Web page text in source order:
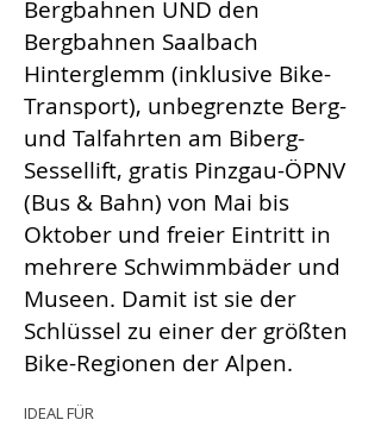
Bergbahnen UND den
Bergbahnen Saalbach
Hinterglemm (inklusive Bike-
Transport), unbegrenzte Berg-
und Talfahrten am Biberg-
Sessellift, gratis Pinzgau-ÖPNV
(Bus & Bahn) von Mai bis
Oktober und freier Eintritt in
mehrere Schwimmbäder und
Museen. Damit ist sie der
Schlüssel zu einer der größten
Bike-Regionen der Alpen.
IDEAL FÜR